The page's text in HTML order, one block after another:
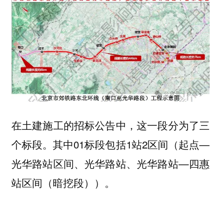
在土建施工的招标公告中，这一段分为了三
个标段。其中01标段包括1站2区间（起点—
光华路站区间、光华路站、光华路站—四惠
站区间（暗挖段））。